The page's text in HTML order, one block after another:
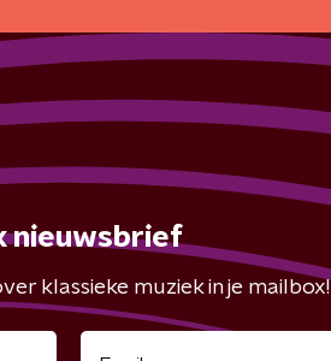
nieuwsbrief
klassieke muziek in je mailbox!